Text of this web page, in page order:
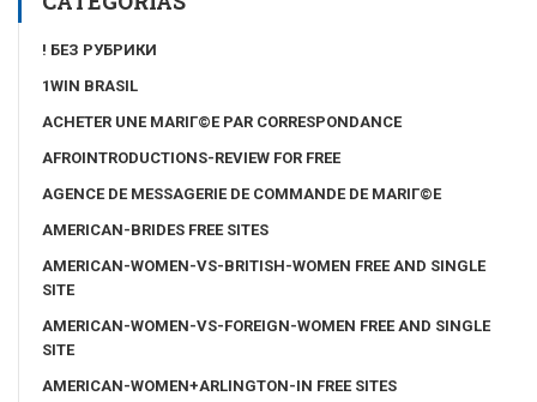
! БЕЗ РУБРИКИ
1WIN BRASIL
ACHETER UNE MARIГ©E PAR CORRESPONDANCE
AFROINTRODUCTIONS-REVIEW FOR FREE
AGENCE DE MESSAGERIE DE COMMANDE DE MARIГ©E
AMERICAN-BRIDES FREE SITES
AMERICAN-WOMEN-VS-BRITISH-WOMEN FREE AND SINGLE
SITE
AMERICAN-WOMEN-VS-FOREIGN-WOMEN FREE AND SINGLE
SITE
AMERICAN-WOMEN+ARLINGTON-IN FREE SITES